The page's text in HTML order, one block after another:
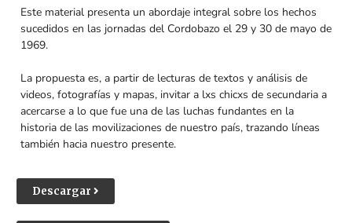
Este material presenta un abordaje integral sobre los hechos
sucedidos en las jornadas del Cordobazo el 29 y 30 de mayo de
1969.
La propuesta es, a partir de lecturas de textos y análisis de
videos, fotografías y mapas, invitar a lxs chicxs de secundaria a
acercarse a lo que fue una de las luchas fundantes en la
historia de las movilizaciones de nuestro país, trazando líneas
también hacia nuestro presente.
Descargar